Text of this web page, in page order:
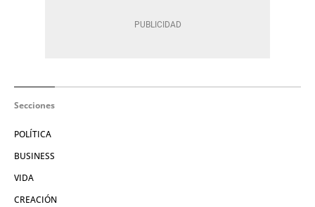
Secciones
POLÍTICA
BUSINESS
VIDA
CREACIÓN